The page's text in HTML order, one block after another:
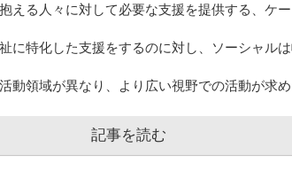
える人々に対して必要な支援を提供する、ケ
に特化した支援をするのに対し、ソーシャル
動領域が異なり、より広い視野での活動が求
記事を読む